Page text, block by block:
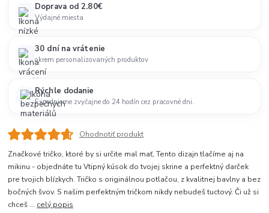
Doprava od 2.80€
Výdajné miesta
30 dní na vrátenie
okrem personalizovaných produktov
Rýchle dodanie
Expedujeme zvyčajne do 24 hodín cez pracovné dni.
Ohodnotiť produkt
Značkové tričko, ktoré by si určite mal mať, Tento dizajn tlačíme aj na
mikinu - objednáte tu Vtipný kúsok do tvojej skrine a perfektný darček
pre tvojich blízkych. Tričko s originálnou potlačou, z kvalitnej bavlny a bez
bočných švov. S našim perfektným tričkom nikdy nebudeš tuctový. Či už si
chceš ... celý popis